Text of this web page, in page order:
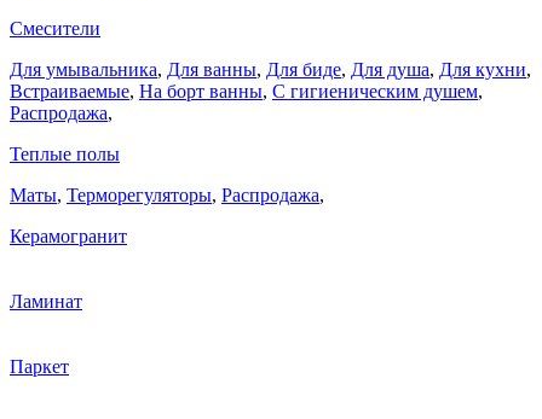
Смесители
Для умывальника, Для ванны, Для биде, Для душа, Для кухни,
Встраиваемые, На борт ванны, C гигиеническим душем,
Распродажа,
Теплые полы
Маты, Терморегуляторы, Распродажа,
Керамогранит
Ламинат
Паркет